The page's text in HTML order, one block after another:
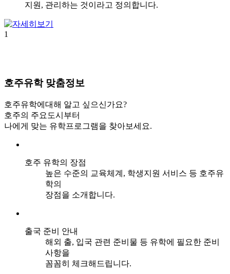
지원, 관리하는 것이라고 정의합니다.
1
호주유학 맞춤정보
호주유학에대해 알고 싶으신가요?
호주의 주요도시부터
나에게 맞는 유학프로그램을 찾아보세요.
호주 유학의 장점
높은 수준의 교육체계, 학생지원 서비스 등 호주유
학의
장점을 소개합니다.
출국 준비 안내
해외 출, 입국 관련 준비물 등 유학에 필요한 준비
사항을
꼼꼼히 체크해드립니다.